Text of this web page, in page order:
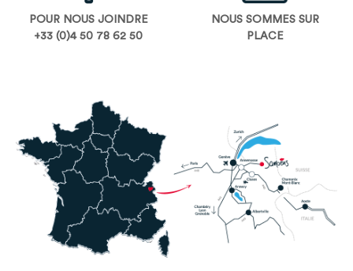
POUR NOUS JOINDRE
+33 (0)4 50 78 62 50
NOUS SOMMES SUR
PLACE